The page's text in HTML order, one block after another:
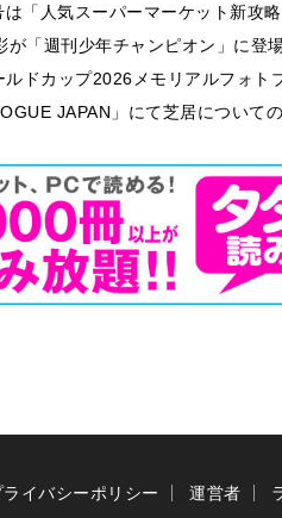
は「人気スーパーマーケット新
が「週刊少年チャンピオン」に
ルドカップ2026メモリアルフォ
JAPAN」にて芝居について
ライバシーポリシー 運営者